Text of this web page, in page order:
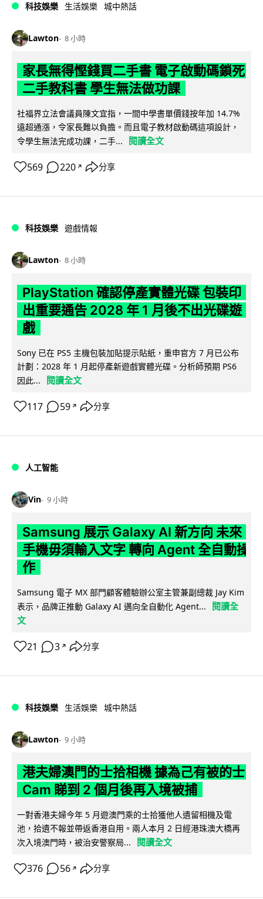
科技娛樂 生活娛樂 城中熱話
Lawton 8 小時
家長無得慳錢買二手書 電子啟動碼鎖死
二手教科書 學生無法做功課
社福界立法會議員陳文宜指，一間中學書單價錢按年加 14.7%
遠超通漲，令家長難以負擔。而且電子教材啟動碼這項設計，
令學生無法完成功課，二手...
閱讀全文
569 220 ↗ 分享
科技娛樂 遊戲情報
Lawton 8 小時
PlayStation 確認停產實體光碟 包裝印
出重要通告 2028 年 1 月後不出光碟遊
戲
Sony 已在 PS5 主機包裝加貼提示貼紙，重申官方 7 月已公布
計劃：2028 年 1 月起停產新遊戲實體光碟。分析師預期 PS6
因此...
閱讀全文
117 59 ↗ 分享
人工智能
Vin 9 小時
Samsung 展示 Galaxy AI 新方向 未來
手機毋須輸入文字 轉向 Agent 全自動操
作
Samsung 電子 MX 部門顧客體驗辦公室主管兼副總裁 Jay Kim
表示，品牌正推動 Galaxy AI 邁向全自動化 Agent...
閱讀全
文
21 3 ↗ 分享
科技娛樂 生活娛樂 城中熱話
Lawton 9 小時
港夫婦澳門的士拾相機 據為己有被的士
Cam 睇到 2 個月後再入境被捕
一對香港夫婦今年 5 月遊澳門乘的士拾獲他人遺留相機及電
池，拾遺不報並帶返香港自用。兩人本月 2 日經港珠澳大橋再
次入境澳門時，被治安警察局...
閱讀全文
376 56 ↗ 分享